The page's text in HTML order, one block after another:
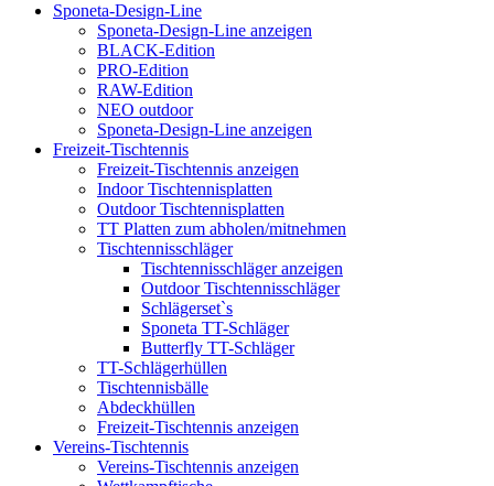
Sponeta-Design-Line
Sponeta-Design-Line anzeigen
BLACK-Edition
PRO-Edition
RAW-Edition
NEO outdoor
Sponeta-Design-Line anzeigen
Freizeit-Tischtennis
Freizeit-Tischtennis anzeigen
Indoor Tischtennisplatten
Outdoor Tischtennisplatten
TT Platten zum abholen/mitnehmen
Tischtennisschläger
Tischtennisschläger anzeigen
Outdoor Tischtennisschläger
Schlägerset`s
Sponeta TT-Schläger
Butterfly TT-Schläger
TT-Schlägerhüllen
Tischtennisbälle
Abdeckhüllen
Freizeit-Tischtennis anzeigen
Vereins-Tischtennis
Vereins-Tischtennis anzeigen